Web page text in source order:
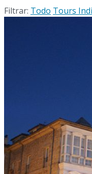
Filtrar: Todo Tours